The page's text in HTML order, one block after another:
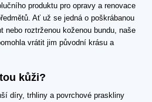
produktu pro opravy a renovace
Ať už se jedná o poškrábanou
nebo roztrženou koženou bundu, naše
vrátit jim původní krásu a
kůži?
díry, trhliny a povrchové praskliny